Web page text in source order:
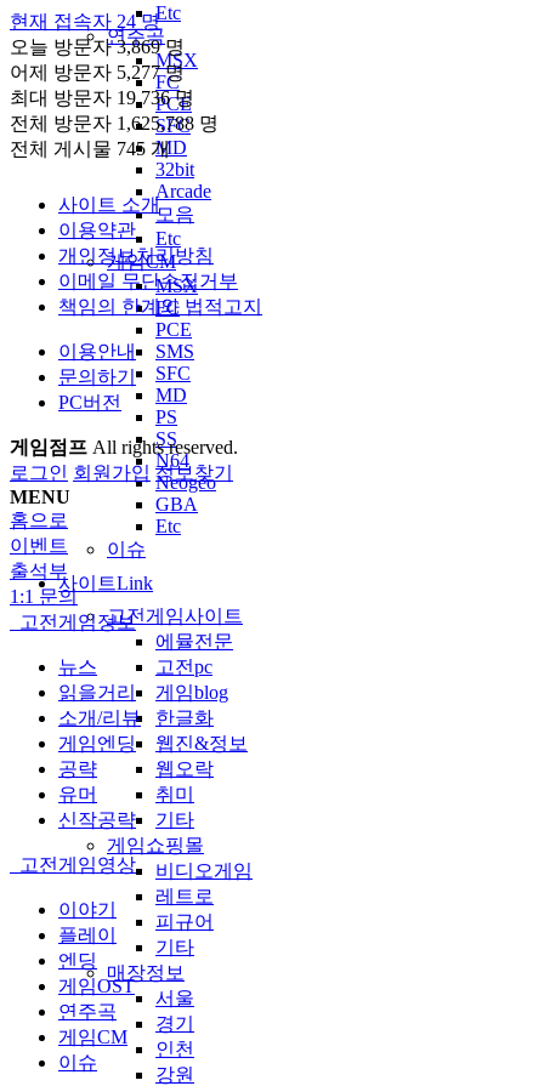
Etc
연주곡
MSX
FC
PCE
SFC
MD
32bit
Arcade
모음
Etc
게임CM
MSX
FC
PCE
SMS
SFC
MD
PS
SS
N64
Neogeo
GBA
Etc
이슈
사이트Link
고전게임사이트
에뮬전문
고전pc
게임blog
한글화
웹진&정보
웹오락
취미
기타
게임쇼핑몰
비디오게임
레트로
피규어
기타
매장정보
서울
경기
인천
강원
현재 접속자 24 명
오늘 방문자3,869 명
어제 방문자 5,277 명
최대 방문자 19,736 명
전체 방문자 1,625,788 명
전체 게시물 745 개
사이트 소개
이용약관
개인정보처리방침
이메일 무단수집거부
책임의 한계와 법적고지
이용안내
문의하기
PC버전
게임점프 All rights reserved.
로그인 회원가입 정보찾기
MENU
홈으로
이벤트
출석부
1:1 문의
고전게임정보
뉴스
읽을거리
소개/리뷰
게임엔딩
공략
유머
신작공략
고전게임영상
이야기
플레이
엔딩
게임OST
연주곡
게임CM
이슈